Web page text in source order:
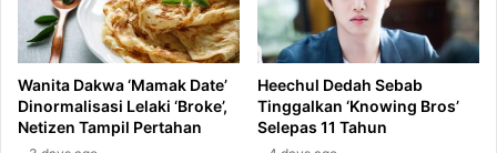
Wanita Dakwa ‘Mamak Date’
Dinormalisasi Lelaki ‘Broke’,
Netizen Tampil Pertahan
Heechul Dedah Sebab
Tinggalkan ‘Knowing Bros’
Selepas 11 Tahun